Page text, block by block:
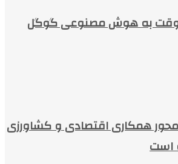
به هوش مصنوعی گوگل
همکاری اقتصادی و کشاورزی
است